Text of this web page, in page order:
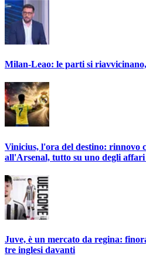
Milan-Leao: le parti si
Vinicius, l'ora del destino: rinnovo
all'Arsenal, tutto su uno degli
Juve, è un mercato da regina:
tre inglesi davanti